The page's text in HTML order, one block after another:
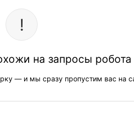
на запросы робота
— и мы сразу пропустим вас на